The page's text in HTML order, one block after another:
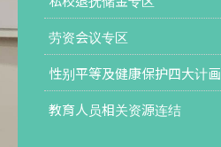
劳资会议专区
性别平等及健康保护四大计画
教育人员相关资源连结